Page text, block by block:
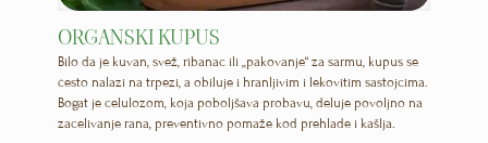
ORGANSKI KUPUS
Bilo da je kuvan, svež, ribanac ili „pakovanje“ za sarmu, kupus se
često nalazi na trpezi, a obiluje i hranljivim i lekovitim sastojcima.
Bogat je celulozom, koja poboljšava probavu, deluje povoljno na
zacelivanje rana, preventivno pomaže kod prehlade i kašlja.